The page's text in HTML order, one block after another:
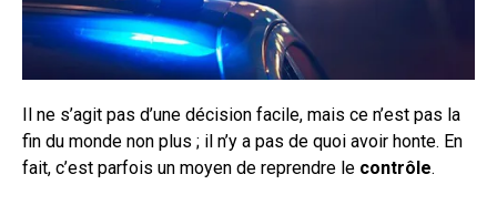
Il ne s’agit pas d’une décision facile, mais ce n’est pas la
fin du monde non plus ; il n’y a pas de quoi avoir honte. En
fait, c’est parfois un moyen de reprendre le contrôle.